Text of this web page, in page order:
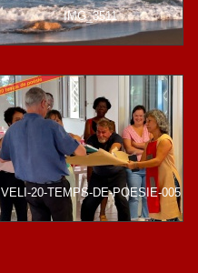
IMG_3511
VELI-20-TEMPS-DE-POESIE-005